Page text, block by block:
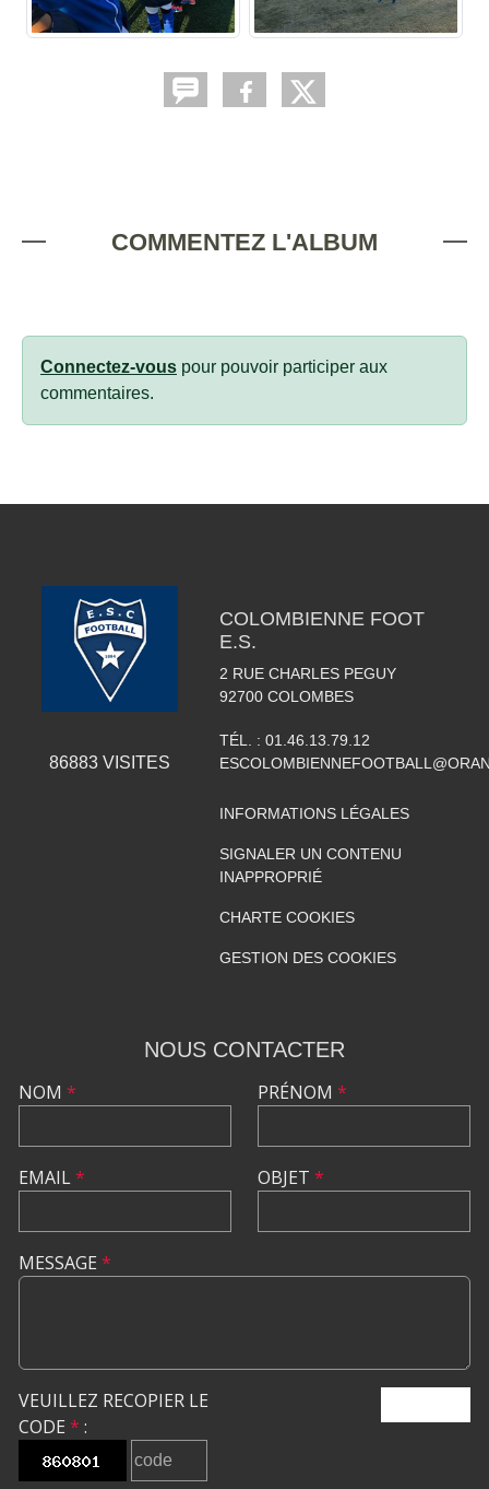
COMMENTEZ L'ALBUM
Connectez-vous pour pouvoir participer aux
commentaires.
86883VISITES
COLOMBIENNE FOOT
E.S.
2 RUE CHARLES PEGUY
92700 COLOMBES
TÉL. : 01.46.13.79.12
INFORMATIONS LÉGALES
SIGNALER UN CONTENU
INAPPROPRIÉ
CHARTE COOKIES
GESTION DES COOKIES
NOUS CONTACTER
NOM *
EMAIL*
PRÉNOM *
OBJET *
MESSAGE *
VEUILLEZ RECOPIER LE
CODE * :